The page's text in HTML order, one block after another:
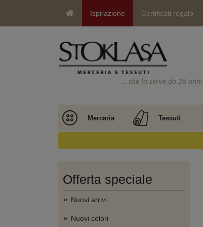
Ispirazione Certificati regalo
… che la serve da 36 anni
Merceria Tessuti
Offerta speciale
Nuovi arrivi
Nuovi colori